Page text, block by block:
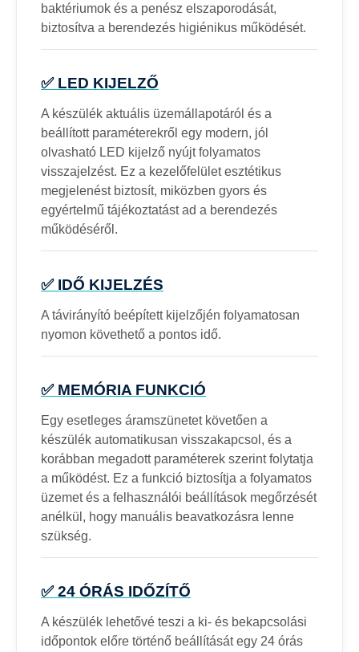
baktériumok és a penész elszaporodását,
biztosítva a berendezés higiénikus működését.
✅ LED KIJELZŐ
A készülék aktuális üzemállapotáról és a
beállított paraméterekről egy modern, jól
olvasható LED kijelző nyújt folyamatos
visszajelzést. Ez a kezelőfelület esztétikus
megjelenést biztosít, miközben gyors és
egyértelmű tájékoztatást ad a berendezés
működéséről.
✅ IDŐ KIJELZÉS
A távirányító beépített kijelzőjén folyamatosan
nyomon követhető a pontos idő.
✅ MEMÓRIA FUNKCIÓ
Egy esetleges áramszünetet követően a
készülék automatikusan visszakapcsol, és a
korábban megadott paraméterek szerint folytatja
a működést. Ez a funkció biztosítja a folyamatos
üzemet és a felhasználói beállítások megőrzését
anélkül, hogy manuális beavatkozásra lenne
szükség.
✅ 24 ÓRÁS IDŐZÍTŐ
A készülék lehetővé teszi a ki- és bekapcsolási
időpontok előre történő beállítását egy 24 órás